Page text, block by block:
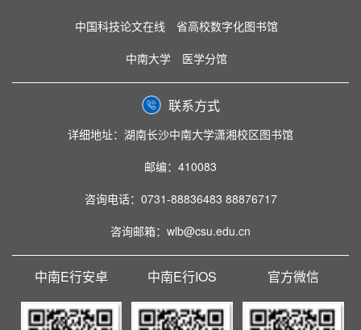
中国科技论文在线
省高校数字化图书馆
中南大学
医学分馆
联系方式
详细地址：湖南长沙中南大学潇湘校区图书馆
邮编：410083
咨询电话：0731-88836483 88876717
咨询邮箱：wlb@csu.edu.cn
官方微信
中南E行IOS
中南E行安卓